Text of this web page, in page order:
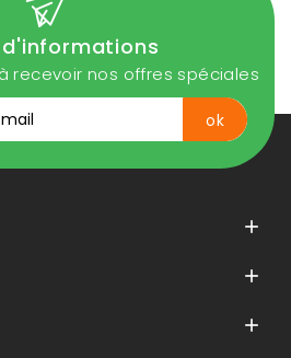
recevoir nos offres spéciales


